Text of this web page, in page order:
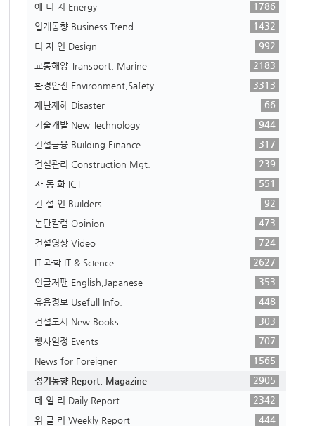
에 너 지 Energy
1786
업계동향 Business Trend
1432
디 자 인 Design
992
교통해양 Transport, Marine
2183
환경안전 Environment,Safety
3313
재난재해 Disaster
66
기술개발 New Technology
944
건설금융 Building Finance
317
건설관리 Construction Mgt.
239
자 동 화 ICT
551
건 설 인 Builders
92
논단칼럼 Opinion
473
건설영상 Video
724
IT 과학 IT & Science
2627
인글저팬 English,Japanese
353
유용정보 Usefull Info.
448
건설도서 New Books
303
행사일정 Events
707
News for Foreigner
1565
정기동향 Report, Magazine
2905
데 일 리 Daily Report
2342
위 클 리 Weekly Report
444